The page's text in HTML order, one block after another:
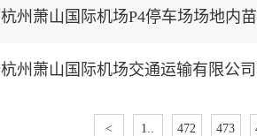
杭州萧山国际机场P4停车场场地内
杭州萧山国际机场交通运输有限公
< 1.. 472 473